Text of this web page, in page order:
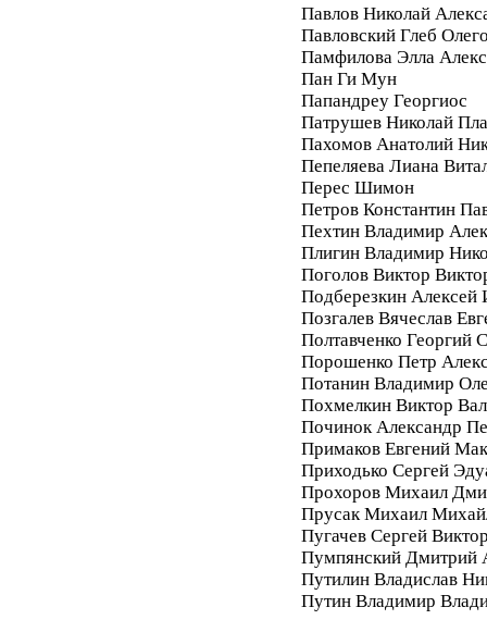
Павлов Николай
Павловский Глеб
Памфилова Элла
Пан Ги Мун
Папандреу Георгиос
Патрушев Николай
Пахомов Анатолий
Пепеляева Лиана
Перес Шимон
Петров Константин
Пехтин Владимир
Плигин Владимир
Поголов Виктор
Подберезкин Алексей
Позгалев Вячеслав
Полтавченко Георгий
Порошенко Петр
Потанин Владимир
Похмелкин Виктор
Починок Александр
Примаков Евгений
Приходько Сергей
Прохоров Михаил
Прусак Михаил
Пугачев Сергей
Пумпянский Дмитрий
Путилин Владислав
Путин Владимир